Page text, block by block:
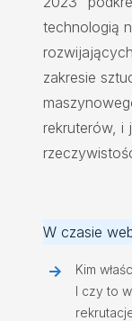
technologią
zakresie
rekruterów, i
W czasie
Kim
I czy to